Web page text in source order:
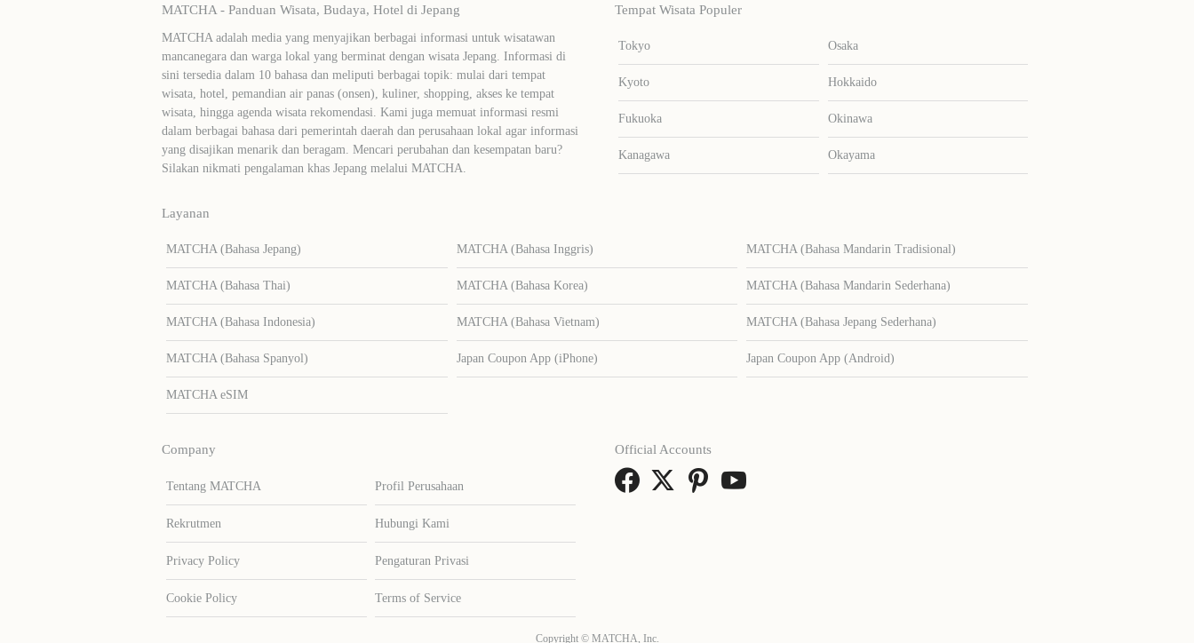
MATCHA - Panduan Wisata, Budaya, Hotel di Jepang
MATCHA adalah media yang menyajikan berbagai informasi untuk wisatawan
mancanegara dan warga lokal yang berminat dengan wisata Jepang. Informasi di
sini tersedia dalam 10 bahasa dan meliputi berbagai topik: mulai dari tempat
wisata, hotel, pemandian air panas (onsen), kuliner, shopping, akses ke tempat
wisata, hingga agenda wisata rekomendasi. Kami juga memuat informasi resmi
dalam berbagai bahasa dari pemerintah daerah dan perusahaan lokal agar informasi
yang disajikan menarik dan beragam. Mencari perubahan dan kesempatan baru?
Silakan nikmati pengalaman khas Jepang melalui MATCHA.
Tempat Wisata Populer
Tokyo Osaka
Kyoto Hokkaido
Fukuoka Okinawa
Kanagawa Okayama
Layanan
MATCHA (Bahasa Jepang) MATCHA (Bahasa Inggris) MATCHA (Bahasa Mandarin Tradisional)
MATCHA (Bahasa Thai) MATCHA (Bahasa Korea) MATCHA (Bahasa Mandarin Sederhana)
MATCHA (Bahasa Indonesia) MATCHA (Bahasa Vietnam) MATCHA (Bahasa Jepang Sederhana)
MATCHA (Bahasa Spanyol) Japan Coupon App (iPhone) Japan Coupon App (Android)
MATCHA eSIM
Company
Tentang MATCHA Profil Perusahaan
Rekrutmen Hubungi Kami
Privacy Policy Pengaturan Privasi
Cookie Policy Terms of Service
Official Accounts
Copyright © MATCHA, Inc.